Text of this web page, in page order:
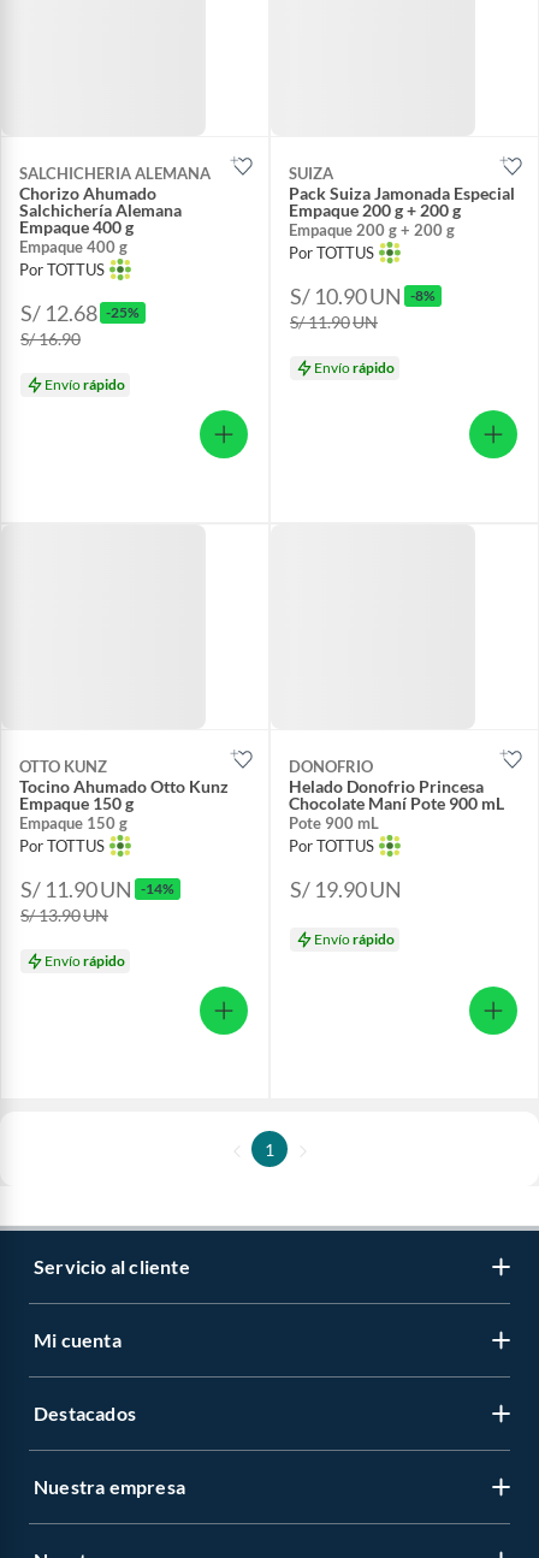
SALCHICHERIA ALEMANA
Chorizo Ahumado
Salchichería Alemana
Empaque 400 g
Empaque 400 g
Por TOTTUS
S/ 12.68 -25%
S/ 16.90
Envíorápido
SUIZA
Pack Suiza Jamonada Especial
Empaque 200 g + 200 g
Empaque 200 g + 200 g
Por TOTTUS
S/ 10.90UN -8%
S/ 11.90UN
Envíorápido
OTTO KUNZ
Tocino Ahumado Otto Kunz
Empaque 150 g
Empaque 150 g
Por TOTTUS
S/ 11.90UN -14%
S/ 13.90UN
Envíorápido
DONOFRIO
Helado Donofrio Princesa
Chocolate Maní Pote 900 mL
Pote 900 mL
Por TOTTUS
S/ 19.90UN
Envíorápido
1
Servicio al cliente
Mi cuenta
Destacados
Nuestra empresa